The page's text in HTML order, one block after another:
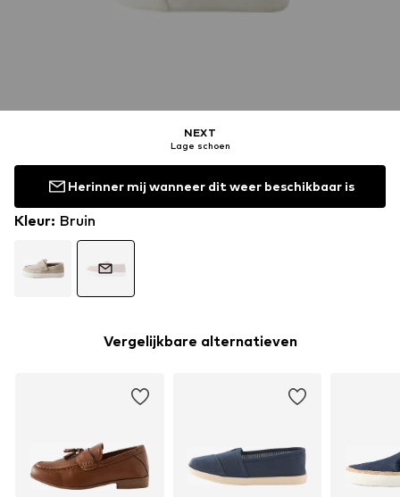
NEXT
Lage schoen
Herinner mij wanneer dit weer beschikbaar is
Kleur: Bruin
Vergelijkbare alternatieven